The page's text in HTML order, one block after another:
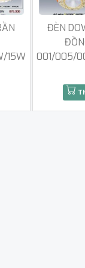
15W
ĐÈN
001/005/